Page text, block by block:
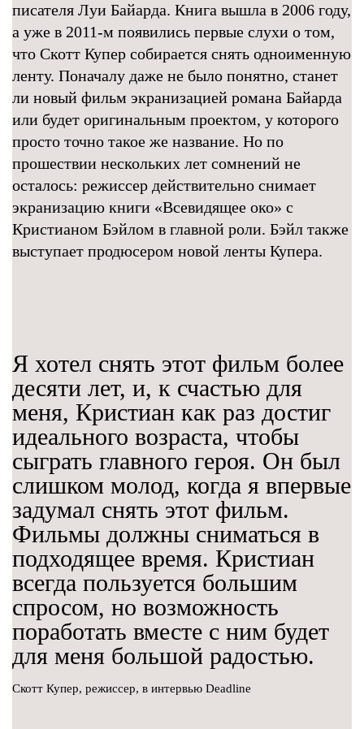
писателя Луи Байарда. Книга вышла в 2006 году,
а уже в 2011-м появились первые слухи о том,
что Скотт Купер собирается снять одноименную
ленту. Поначалу даже не было понятно, станет
ли новый фильм экранизацией романа Байарда
или будет оригинальным проектом, у которого
просто точно такое же название. Но по
прошествии нескольких лет сомнений не
осталось: режиссер действительно снимает
экранизацию книги «Всевидящее око» с
Кристианом Бэйлом в главной роли. Бэйл также
выступает продюсером новой ленты Купера.
Я хотел снять этот фильм более
десяти лет, и, к счастью для
меня, Кристиан как раз достиг
идеального возраста, чтобы
сыграть главного героя. Он был
слишком молод, когда я впервые
задумал снять этот фильм.
Фильмы должны сниматься в
подходящее время. Кристиан
всегда пользуется большим
спросом, но возможность
поработать вместе с ним будет
для меня большой радостью.
Скотт Купер, режиссер, в интервью Deadline